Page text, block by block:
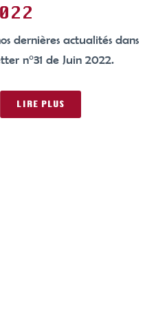
dernières actualités dans
n°31 de Juin 2022.
LIRE PLUS